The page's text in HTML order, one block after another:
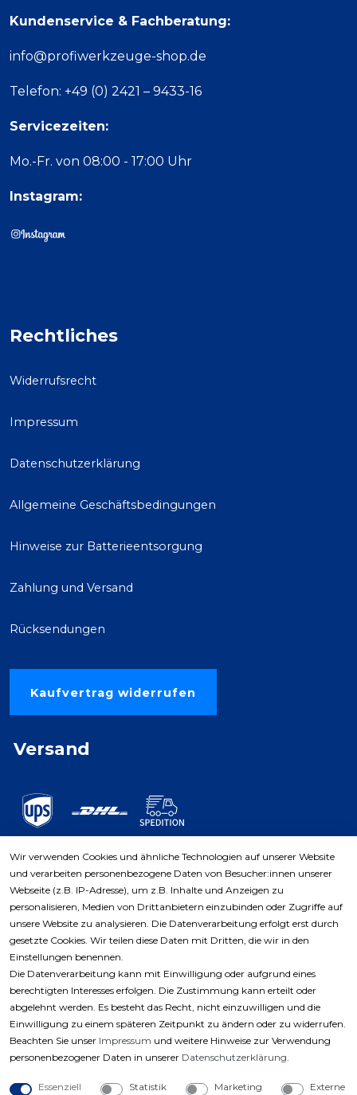
Kundenservice & Fachberatung:
info@profiwerkzeuge-shop.de
Telefon: +49 (0) 2421 – 9433-16
Servicezeiten:
Mo.-Fr. von 08:00 - 17:00 Uhr
Instagram:
Rechtliches
Widerrufsrecht
Impressum
Datenschutzerklärung
Allgemeine Geschäftsbedingungen
Hinweise zur Batterieentsorgung
Zahlung und Versand
Rücksendungen
Kaufvertrag widerrufen
Versand
Zahlungsarten
Wir verwenden Cookies und ähnliche Technologien auf unserer Website
und verarbeiten personenbezogene Daten von Besucher:innen unserer
Webseite (z.B. IP-Adresse), um z.B. Inhalte und Anzeigen zu
personalisieren, Medien von Drittanbietern einzubinden oder Zugriffe auf
unsere Website zu analysieren. Die Datenverarbeitung erfolgt erst durch
gesetzte Cookies. Wir teilen diese Daten mit Dritten, die wir in den
Einstellungen benennen.
Die Datenverarbeitung kann mit Einwilligung oder aufgrund eines
berechtigten Interesses erfolgen. Die Zustimmung kann erteilt oder
abgelehnt werden. Es besteht das Recht, nicht einzuwilligen und die
Einwilligung zu einem späteren Zeitpunkt zu ändern oder zu widerrufen.
Beachten Sie unser Impressum und weitere Hinweise zur Verwendung
personenbezogener Daten in unserer Daten­schutz­erklärung.
Essenziell Statistik Marketing Externe